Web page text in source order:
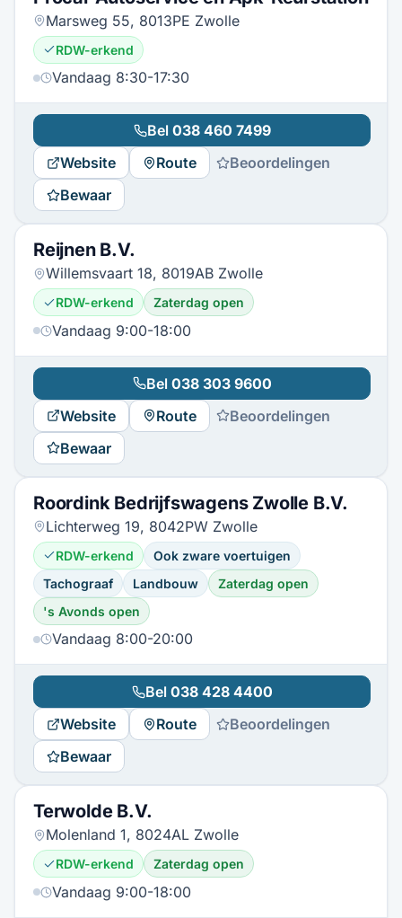
Marsweg 55, 8013PE Zwolle
RDW-erkend
Vandaag 8:30-17:30
Bel 038 460 7499
Website
Route
Beoordelingen
Bewaar
Reijnen B.V.
Willemsvaart 18, 8019AB Zwolle
RDW-erkend Zaterdag open
Vandaag 9:00-18:00
Bel 038 303 9600
Website
Route
Beoordelingen
Bewaar
Roordink Bedrijfswagens Zwolle B.V.
Lichterweg 19, 8042PW Zwolle
RDW-erkend
Ook zware voertuigen
Tachograaf
Landbouw
Zaterdag open
's Avonds open
Vandaag 8:00-20:00
Bel 038 428 4400
Website
Route
Beoordelingen
Bewaar
Terwolde B.V.
Molenland 1, 8024AL Zwolle
RDW-erkend Zaterdag open
Vandaag 9:00-18:00